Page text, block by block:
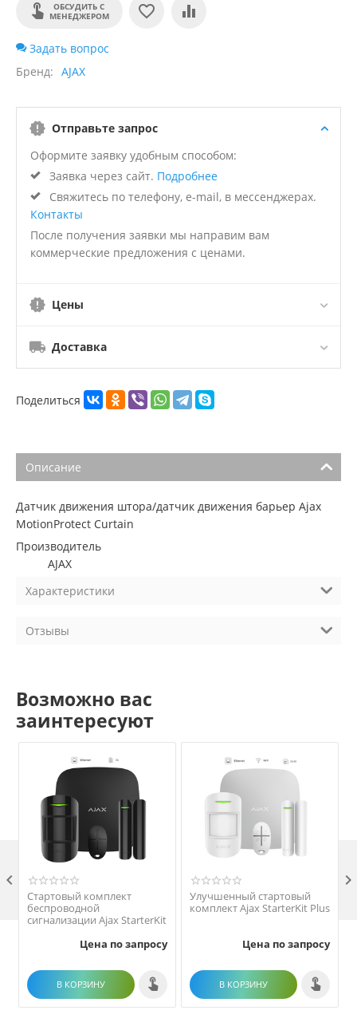
ОБСУДИТЬ С
МЕНЕДЖЕРОМ
Задать вопрос
Бренд
AJAX
Отправьте запрос
Оформите заявку удобным способом:
Заявка через сайт. Подробнее
Свяжитесь по телефону, e-mail, в мессенджерах.
Контакты
После получения заявки мы направим вам
коммерческие предложения с ценами.
Цены
Доставка
Поделиться
Описание
Датчик движения штора/датчик движения барьер Ajax
MotionProtect Curtain
Производитель
AJAX
Характеристики
Отзывы
Возможно вас
заинтересуют
Стартовый комплект
беспроводной
сигнализации Ajax StarterKit
Цена по запросу
В КОРЗИНУ
Улучшенный стартовый
комплект Ajax StarterKit Plus
Цена по запросу
В КОРЗИНУ
 